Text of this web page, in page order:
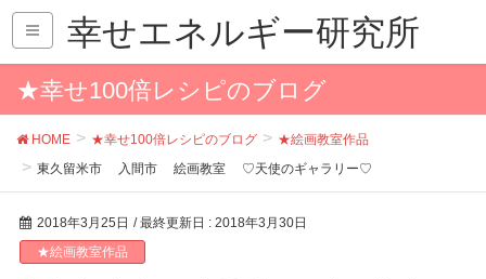
幸せエネルギー研究所
★幸せ100倍レシピのブログ
HOME ★幸せ100倍レシピのブログ
★絵画教室作品
東久留米市 入間市 絵画教室 ♡天使のギャラリー♡
2018年3月25日 / 最終更新日 : 2018年3月30日
★絵画教室作品